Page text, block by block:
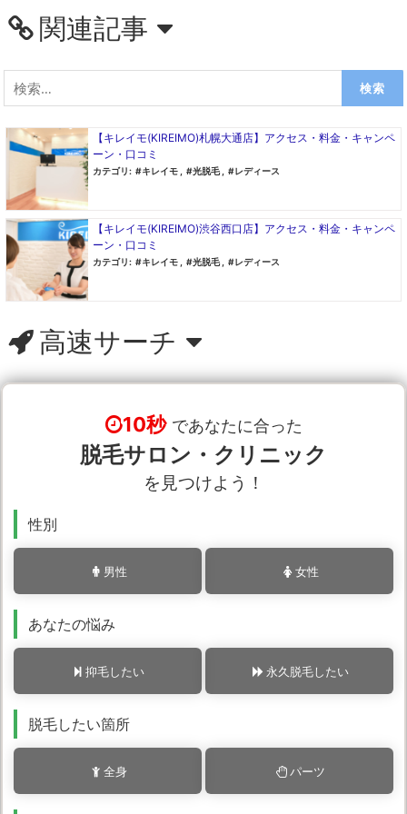
関連記事
検
索:
【キレイモ(KIREIMO)札幌大通店】アクセス・料金・キャンペ
ーン・口コミ
カテゴリ: キレイモ 光脱毛 レディース
【キレイモ(KIREIMO)渋谷西口店】アクセス・料金・キャンペ
ーン・口コミ
カテゴリ: キレイモ 光脱毛 レディース
高速サーチ
10秒 であなたに合った
脱毛サロン・クリニック
を見つけよう！
性別
男性 女性
あなたの悩み
抑毛したい 永久脱毛したい
脱毛したい箇所
全身 パーツ